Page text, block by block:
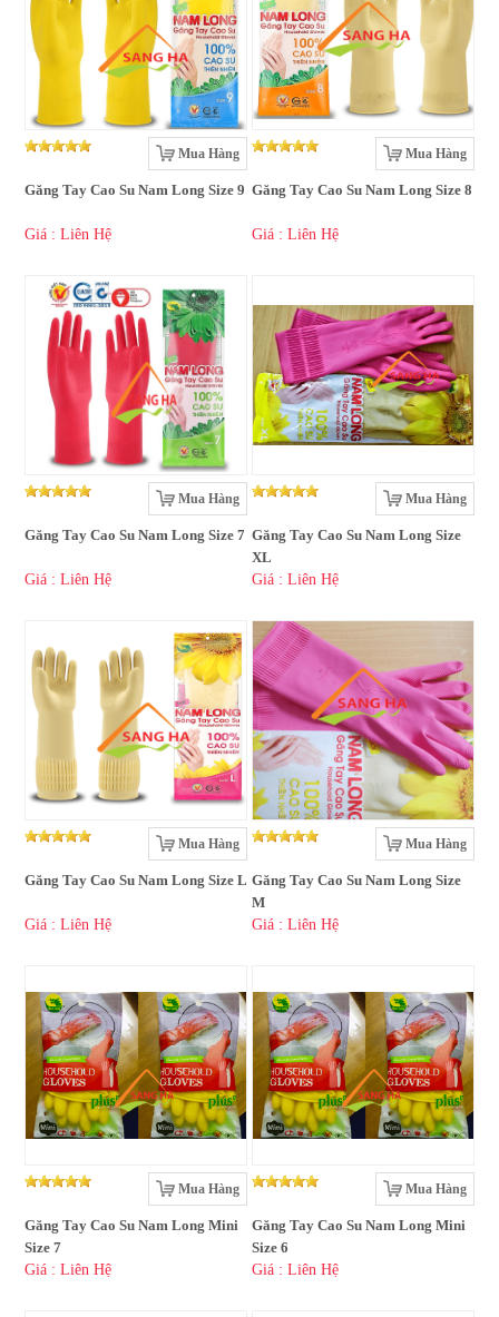
Mua Hàng
Găng Tay Cao Su Nam Long Size 9
Giá : Liên Hệ
Mua Hàng
Găng Tay Cao Su Nam Long Size 8
Giá : Liên Hệ
Mua Hàng
Găng Tay Cao Su Nam Long Size 7
Giá : Liên Hệ
Mua Hàng
Găng Tay Cao Su Nam Long Size
XL
Giá : Liên Hệ
Mua Hàng
Găng Tay Cao Su Nam Long Size L
Giá : Liên Hệ
Mua Hàng
Găng Tay Cao Su Nam Long Size
M
Giá : Liên Hệ
Mua Hàng
Găng Tay Cao Su Nam Long Mini
Size 7
Giá : Liên Hệ
Mua Hàng
Găng Tay Cao Su Nam Long Mini
Size 6
Giá : Liên Hệ